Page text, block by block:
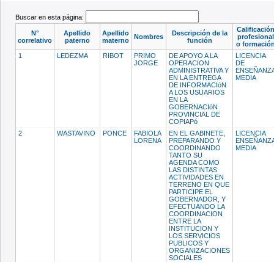
Buscar en esta página:
N°
correlativo
Apellido
paterno
Apellido
materno
Nombres
Descripción de la
función
Calificación
profesional
o
1
LEDEZMA RIBOT
PRIMO
JORGE
DE APOYO A LA
OPERACION
ADMINISTRATIVA Y
EN LA ENTREGA
DE INFORMACIóN
A LOS USUARIOS
EN LA
GOBERNACIóN
PROVINCIAL DE
COPIAPó
LICENCIA
DE
MEDIA
2 WASTAVINO PONCE
FABIOLA
LORENA
EN EL GABINETE,
PREPARANDO Y
COORDINANDO
TANTO SU
AGENDA COMO
LAS DISTINTAS
ACTIVIDADES EN
TERRENO EN QUE
PARTICIPE EL
GOBERNADOR, Y
EFECTUANDO LA
COORDINACION
ENTRE LA
INSTITUCION Y
LOS SERVICIOS
PUBLICOS Y
ORGANIZACIONES
SOCIALES
LICENCIA
MEDIA